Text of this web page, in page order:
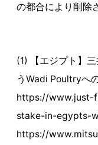
の都合により削除
(1) 【エジプト】
うWadi Poultryへ
https://www.just-
stake-in-egypts-
https://